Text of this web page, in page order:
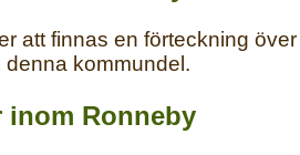
att finnas en förteckning
kommundel.
inom Ronneby